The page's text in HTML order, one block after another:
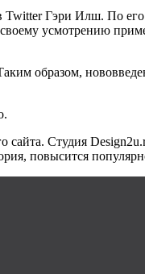
Twitter Гэри Илш. По его
усмотрению
образом,
сайта. Студия Design2u.
повысится